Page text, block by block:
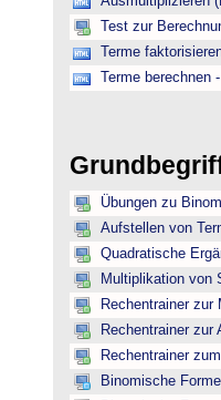
Test zur
Terme
Terme
Übungen zu
Aufstellen von
Quadratische
Multiplikation von
Rechentrainer
Rechentrainer zur
Rechentrainer
Binomische